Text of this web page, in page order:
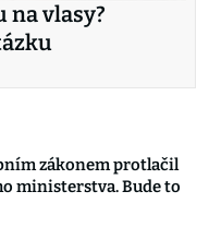
na vlasy?
zákonem protlačil
ministerstva. Bude to